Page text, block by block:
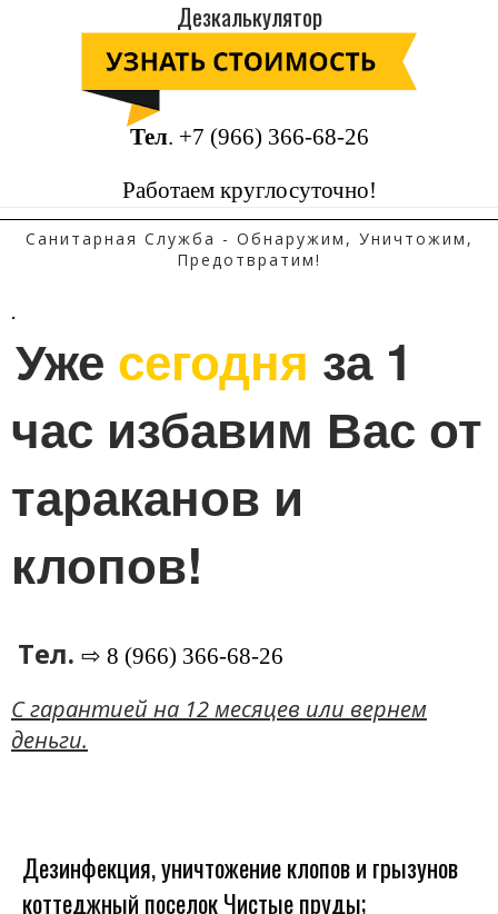
Дезкалькулятор
Тел. +7 (966) 366-68-26
Работаем круглосуточно!
Санитарная Служба - Обнаружим, Уничтожим,
Предотвратим!
.
Уже сегодня за 1
час избавим Вас от
тараканов и
клопов!
Тел. ⇨ 8 (966) 366-68-26
C гарантией на 12 месяцев или вернем
деньги.
Дезинфекция, уничтожение клопов и грызунов
коттеджный поселок Чистые пруды;